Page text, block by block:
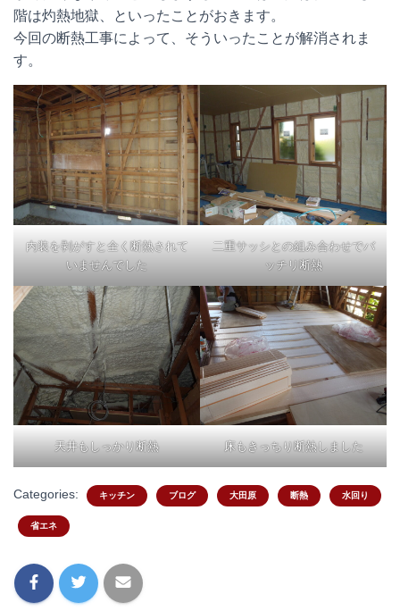
階は灼熱地獄、といったことがおきます。
今回の断熱工事によって、そういったことが解消されま
す。
内装を剥がすと全く断熱されて
いませんでした
二重サッシとの組み合わせでバ
ッチリ断熱
天井もしっかり断熱 床もきっちり断熱しました
Categories: キッチン ブログ 大田原 断熱 水回り
省エネ